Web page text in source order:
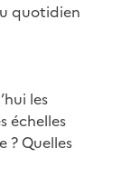
quotidien
les
échelles
? Quelles